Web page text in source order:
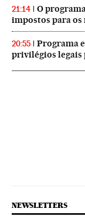
21:14
O
impostos para os
20:55
Programa
privilégios legais
NEWSLETTERS